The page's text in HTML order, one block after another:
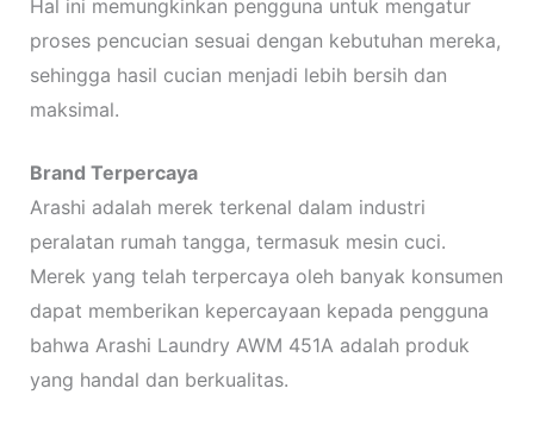
Hal ini memungkinkan pengguna untuk mengatur
proses pencucian sesuai dengan kebutuhan mereka,
sehingga hasil cucian menjadi lebih bersih dan
maksimal.
Brand Terpercaya
Arashi adalah merek terkenal dalam industri
peralatan rumah tangga, termasuk mesin cuci.
Merek yang telah terpercaya oleh banyak konsumen
dapat memberikan kepercayaan kepada pengguna
bahwa Arashi Laundry AWM 451A adalah produk
yang handal dan berkualitas.